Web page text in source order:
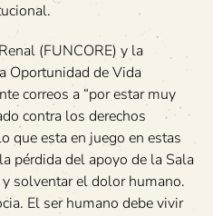
(FUNCORE) y la
Oportunidad de Vida
correos a “por estar muy
contra los derechos
que esta en juego en estas
pérdida del apoyo de la Sala
solventar el dolor humano.
El ser humano debe vivir